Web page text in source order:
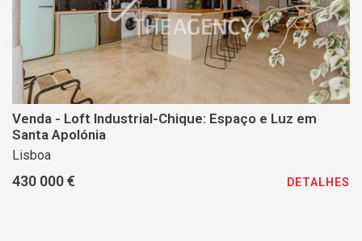
Venda - Loft Industrial-Chique: Espaço e Luz em
Santa Apolónia
Lisboa
430 000 € DETALHES